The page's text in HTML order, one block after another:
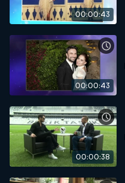
00:00:43
00:00:43
00:00:38